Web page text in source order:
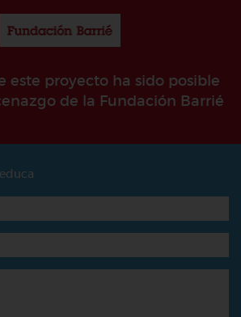
este proyecto ha sido posible
de la Fundación Barrié